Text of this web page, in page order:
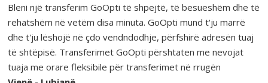
Bleni një transferim GoOpti të shpejtë, të besueshëm dhe të
rehatshëm në vetëm disa minuta. GoOpti mund t'ju marrë
dhe t'ju lëshojë në çdo vendndodhje, përfshirë adresën tuaj
të shtëpisë. Transferimet GoOpti përshtaten me nevojat
tuaja me orare fleksibile për transferimet në rrugën